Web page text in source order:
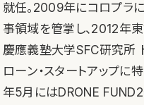
就任。2009年にコロプラ
事領域を管掌し、2012年
慶應義塾大学SFC研究所
ローン・スタートアップに
年5月にはDRONE FUND2